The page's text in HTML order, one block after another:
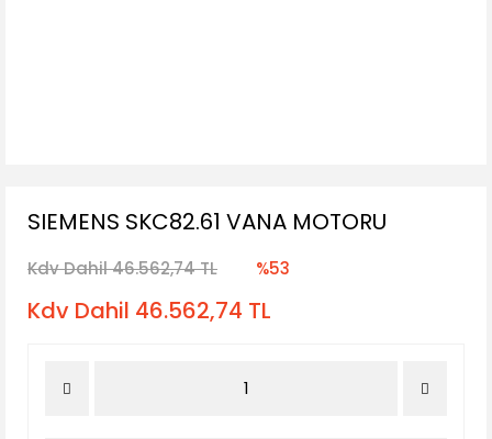
SIEMENS SKC82.61 VANA MOTORU
Kdv Dahil 46.562,74 TL %53
Kdv Dahil 46.562,74 TL